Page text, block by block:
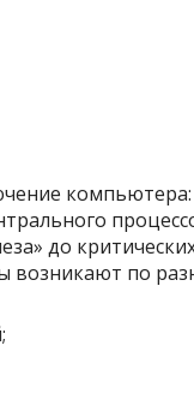
компьютера:
до
возникают по